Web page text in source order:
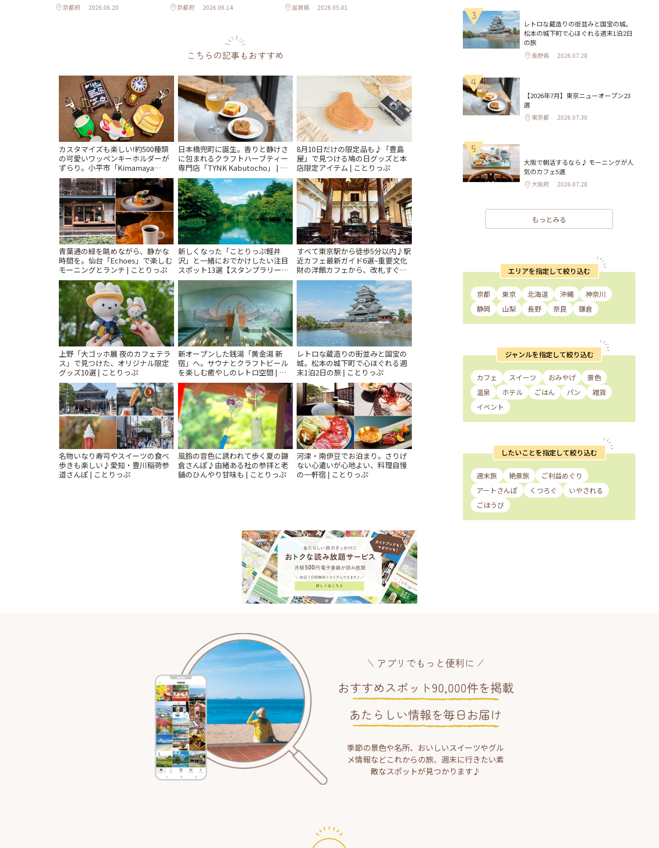
京都府 2026.06.20 京都府 2026.06.14 滋賀県 2026.05.01
こちらの記事もおすすめ
カスタマイズも楽しい!約500種類
の可愛いワッペンキーホルダーが
ずらり。小平市「Kimamaya
T&K」 | ことりっぷ
日本橋兜町に誕生。香りと静けさ
に包まれるクラフトハーブティー
専門店「TYNK Kabutocho」 | こ
とりっぷ
8月10日だけの限定品も♪「豊島
屋」で見つける鳩の日グッズと本
店限定アイテム | ことりっぷ
青葉通の緑を眺めながら、静かな
時間を。仙台「Echoes」で楽しむ
モーニングとランチ | ことりっぷ
新しくなった「ことりっぷ軽井
沢」と一緒におでかけしたい注目
スポット13選【スタンプラリー開
催中】 | ことりっぷ
すべて東京駅から徒歩5分以内♪駅
近カフェ最新ガイド6選~重要文化
財の洋館カフェから、改札すぐの
レトロ喫茶まで~ | ことりっぷ
上野「大ゴッホ展 夜のカフェテラ
ス」で見つけた、オリジナル限定
グッズ10選 | ことりっぷ
新オープンした銭湯「黄金湯 新
宿」へ。サウナとクラフトビール
を楽しむ癒やしのレトロ空間 | こ
とりっぷ
レトロな蔵造りの街並みと国宝の
城。松本の城下町で心ほぐれる週
末1泊2日の旅 | ことりっぷ
名物いなり寿司やスイーツの食べ
歩きも楽しい♪愛知・豊川稲荷参
道さんぽ | ことりっぷ
風鈴の音色に誘われて歩く夏の鎌
倉さんぽ♪由緒ある社の参拝と老
舗のひんやり甘味も | ことりっぷ
河津・南伊豆でお泊まり。さりげ
ない心遣いが心地よい、料理自慢
の一軒宿 | ことりっぷ
3
レトロな蔵造りの街並みと国宝の城。
松本の城下町で心ほぐれる週末1泊2日
の旅
長野県 2026.07.28
4
【2026年7月】東京ニューオープン23
選
東京都 2026.07.30
5
大阪で朝活するなら♪ モーニングが人
気のカフェ5選
大阪府 2026.07.28
もっとみる
エリアを指定して絞り込む
京都 東京 北海道 沖縄
神奈川
静岡
山梨 長野 奈良 鎌倉
ジャンルを指定して絞り込む
カフェ スイーツ おみやげ
景色
温泉
ホテル ごはん パン
雑貨
イベント
したいことを指定して絞り込む
週末旅 絶景旅
ご利益めぐり
アートさんぽ
くつろぐ
いやされる
ごほうび
アプリでもっと便利に
おすすめスポット90,000件を掲載
あたらしい情報を毎日お届け
季節の景色や名所、おいしいスイーツやグル
メ情報などこれからの旅、週末に行きたい素
敵なスポットが見つかります♪